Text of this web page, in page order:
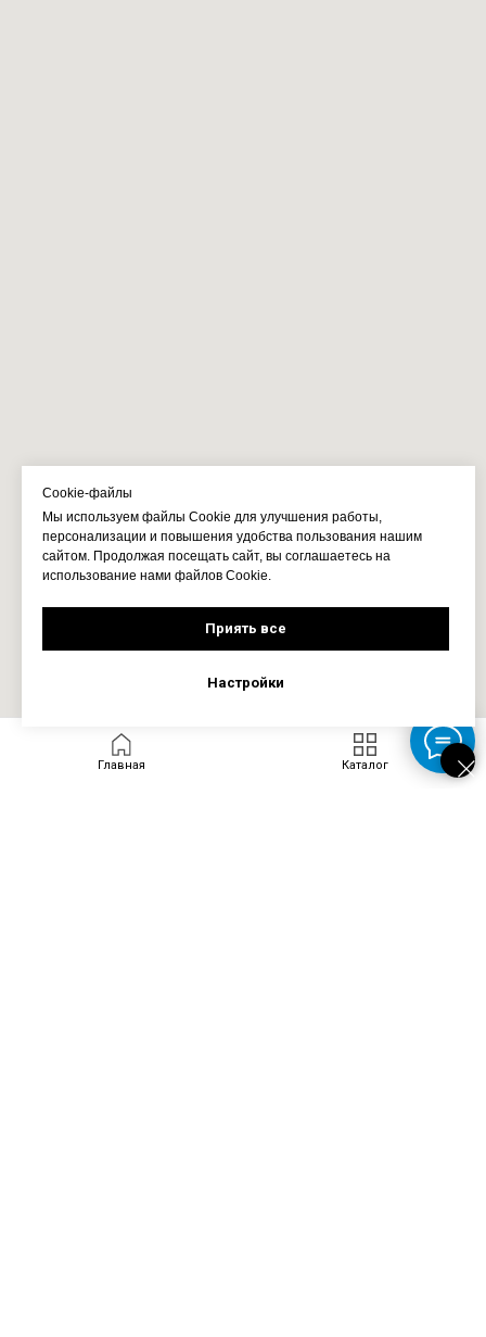
Cookie-файлы
Мы используем файлы Cookie для улучшения работы,
персонализации и повышения удобства пользования нашим
сайтом. Продолжая посещать сайт, вы соглашаетесь на
использование нами файлов Cookie.
Приять все
Настройки
Главная Каталог